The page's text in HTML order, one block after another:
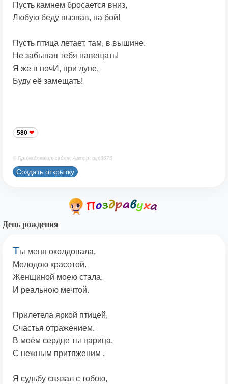
Пусть камнем бросается вниз,
Любую беду вызвав, на бой!
Пусть птица летает, там, в вышине.
Не забывая тебя навещать!
Я же в ночИ, при луне,
Буду её замещать!
580
© Принадлежит сайту. Автор: dim3875
Создать открытку
День рождения
Ты меня околдовала,
Молодою красотой.
Женщиной моею стала,
И реальною мечтой.
Прилетела яркой птицей,
Счастья отражением.
В моём сердце ты царица,
С нежным притяженим .
Я судьбу связал с тобою,